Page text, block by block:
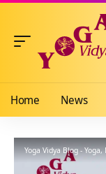
Home News
Yoga Vidya Blog -